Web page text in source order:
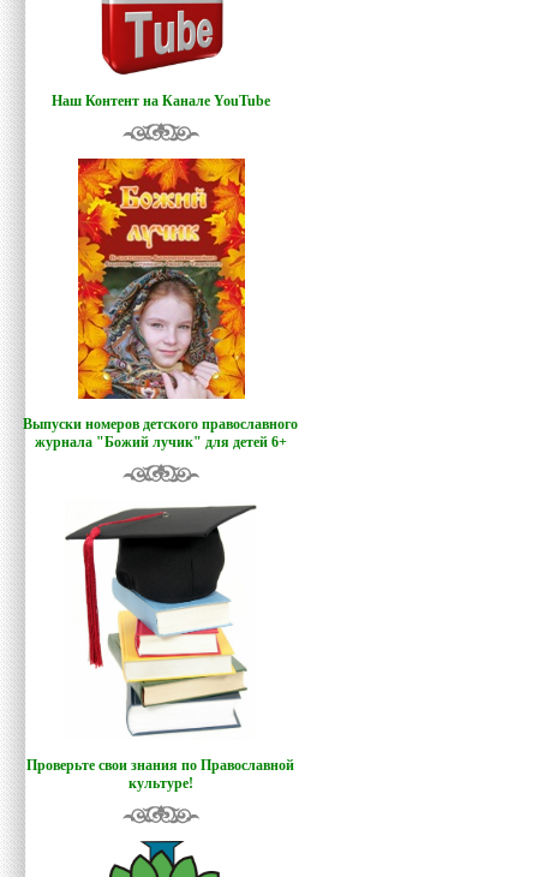
Наш Контент на Канале YouTube
Выпуски номеров детского православного
журнала "Божий лучик" для детей 6+
Проверьте свои знания по Православной
культуре!